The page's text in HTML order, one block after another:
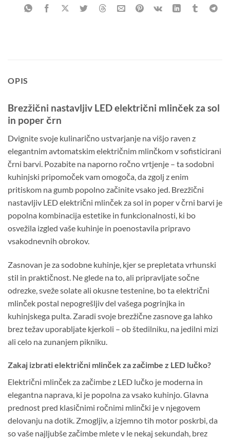
OPIS
Brezžični nastavljiv LED električni mlinček za sol
in poper črn
Dvignite svoje kulinarično ustvarjanje na višjo raven z
elegantnim avtomatskim električnim mlinčkom v sofisticirani
črni barvi. Pozabite na naporno ročno vrtjenje – ta sodobni
kuhinjski pripomoček vam omogoča, da zgolj z enim
pritiskom na gumb popolno začinite vsako jed. Brezžični
nastavljiv LED električni mlinček za sol in poper v črni barvi je
popolna kombinacija estetike in funkcionalnosti, ki bo
osvežila izgled vaše kuhinje in poenostavila pripravo
vsakodnevnih obrokov.
Zasnovan je za sodobne kuhinje, kjer se prepletata vrhunski
stil in praktičnost. Ne glede na to, ali pripravljate sočne
odrezke, sveže solate ali okusne testenine, bo ta električni
mlinček postal nepogrešljiv del vašega pogrinjka in
kuhinjskega pulta. Zaradi svoje brezžične zasnove ga lahko
brez težav uporabljate kjerkoli – ob štedilniku, na jedilni mizi
ali celo na zunanjem pikniku.
Zakaj izbrati električni mlinček za začimbe z LED lučko?
Električni mlinček za začimbe z LED lučko je moderna in
elegantna naprava, ki je popolna za vsako kuhinjo. Glavna
prednost pred klasičnimi ročnimi mlinčki je v njegovem
delovanju na dotik. Zmogljiv, a izjemno tih motor poskrbi, da
so vaše najljubše začimbe mlete v le nekaj sekundah, brez